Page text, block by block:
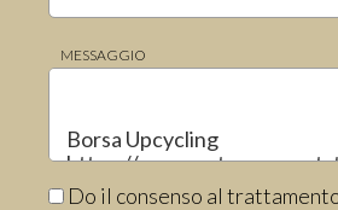
MESSAGGIO
Do il consenso al